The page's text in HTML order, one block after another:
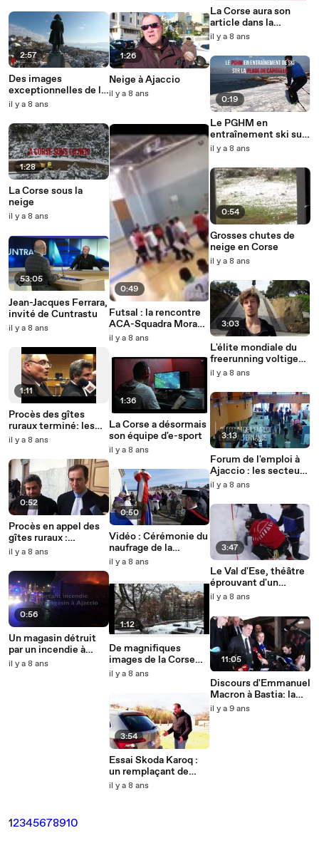
2:57
Des images
exceptionnelles de la
Corse enneigée
il y a 8 ans
1:28
La Corse sous la
neige
il y a 8 ans
53:05
Jean-Jacques Ferrara,
invité de Cuntrastu
il y a 8 ans
1:11
Procès des gîtes
ruraux terminé: les
réactions de Paul
avocats
il y a 8 ans
0:52
Procès en appel des
gîtes ruraux :
déclaration de Me
de Paul Giacobbi
il y a 8 ans
0:56
Un magasin détruit
par un incendie à
Ajaccio
il y a 8 ans
1:26
Neige à Ajaccio
il y a 8 ans
0:49
Futsal : la rencontre
ACA-Squadra Mora
dégénère, un joueur
il y a 8 ans
1:36
La Corse a désormais
son équipe d'e-sport
il y a 8 ans
0:50
Vidéo : Cérémonie du
naufrage de la
Sémillante sur les
il y a 8 ans
1:12
De magnifiques
images de la Corse
enneigée
il y a 8 ans
3:54
Essai Skoda Karoq :
un remplaçant de
choix
il y a 8 ans
La Corse aura son
article dans la
Constitution
il y a 8 ans
0:19
Le PGHM en
entraînement ski sur
la plage de Capitello
il y a 8 ans
0:54
Grosses chutes de
neige en Corse
il y a 8 ans
3:03
L'élite mondiale du
freerunning voltige
sur la place du
il y a 8 ans
3:13
Forum de l'emploi à
Ajaccio : les secteurs
qui recrutent en
il y a 8 ans
3:47
Le Val d'Ese, théâtre
éprouvant d'un
exercice d'avalanche
il y a 8 ans
11:05
Discours d'Emmanuel
Macron à Bastia: la
réaction des
il y a 9 ans
12345678910